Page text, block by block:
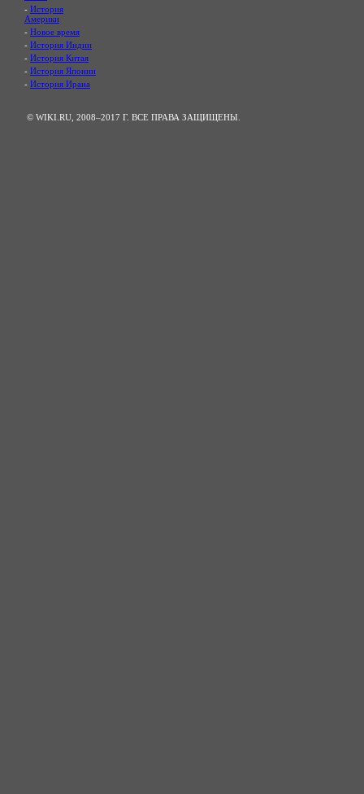
- История
Америки
- Новое время
- История Индии
- История Китая
- История Японии
- История Ирана
© WIKI.RU, 2008–2017 Г. ВСЕ ПРАВА ЗАЩИЩЕНЫ.